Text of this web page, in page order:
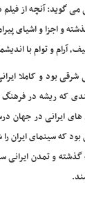
می گوید: آنچه از
و اجزا و اشیای
آرام و توام با
بود و کاملا
که ریشه در فرهنگ
ایرانی در جهان
بود که سینمای
و تمدن ایرانی